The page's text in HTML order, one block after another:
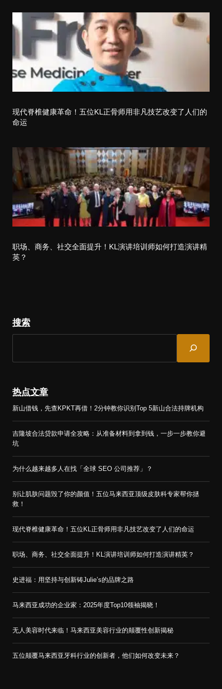
o
n
现代脊椎健康革命！五位KL正骨师用非凡技艺改变了人们的
命运
职场、商务、社交全面提升！KL演讲培训师如何打造演讲精
英？
搜索
a
c
热点文章
新山借钱，先查KPKT再借！2分钟教你识别Top 5新山合法持牌机构
吉隆坡合法贷款申请全攻略：从准备材料到拿到钱，一步一步教你避
坑
为什么越来越多人在找「全球 SEO 公司推荐」？
别让肌肤问题毁了你的颜值！五位马来西亚顶级皮肤科专家帮你拯
救！
现代脊椎健康革命！五位KL正骨师用非凡技艺改变了人们的命运
职场、商务、社交全面提升！KL演讲培训师如何打造演讲精英？
史进福：用坚持与创新铸Julie’s的品牌之路
马来西亚成功的企业家：2025年度Top10领袖揭晓！
无人美容时代来临！马来西亚美容行业的颠覆性创新揭秘
五位颠覆马来西亚牙科行业的创新者，他们如何改变未来？